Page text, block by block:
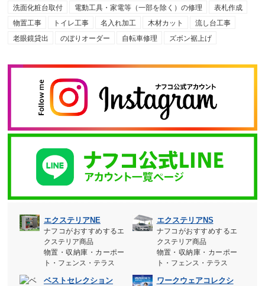
洗面化粧台取付
電動工具・家電等（一部を除く）の修理
表札作成
物置工事
トイレ工事 名入れ加工 木材カット
流し台工事
老眼鏡貸出
のぼりオーダー 自転車修理 ズボン裾上げ
エクステリアNE
ナフコがおすすめするエ
クステリア商品
物置・収納庫・カーポー
ト・フェンス・テラス
エクステリアNS
ナフコがおすすめするエ
クステリア商品
物置・収納庫・カーポー
ト・フェンス・テラス
ベストセレクション
ワークウェアコレクシ